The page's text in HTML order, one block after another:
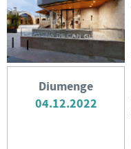
Diumenge
04.12.2022